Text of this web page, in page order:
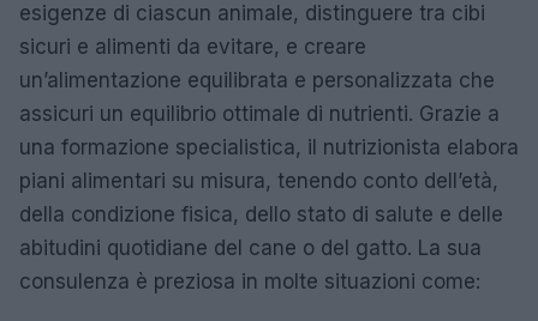
esigenze di ciascun animale, distinguere tra cibi
sicuri e alimenti da evitare, e creare
un’alimentazione equilibrata e personalizzata che
assicuri un equilibrio ottimale di nutrienti. Grazie a
una formazione specialistica, il nutrizionista elabora
piani alimentari su misura, tenendo conto dell’età,
della condizione fisica, dello stato di salute e delle
abitudini quotidiane del cane o del gatto. La sua
consulenza è preziosa in molte situazioni come: